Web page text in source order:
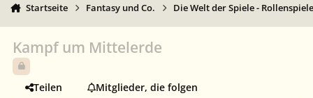
Startseite Fantasy und Co. Die Welt der Spiele -
Kampf um Mittelerde
Teilen
Mitglieder, die folgen